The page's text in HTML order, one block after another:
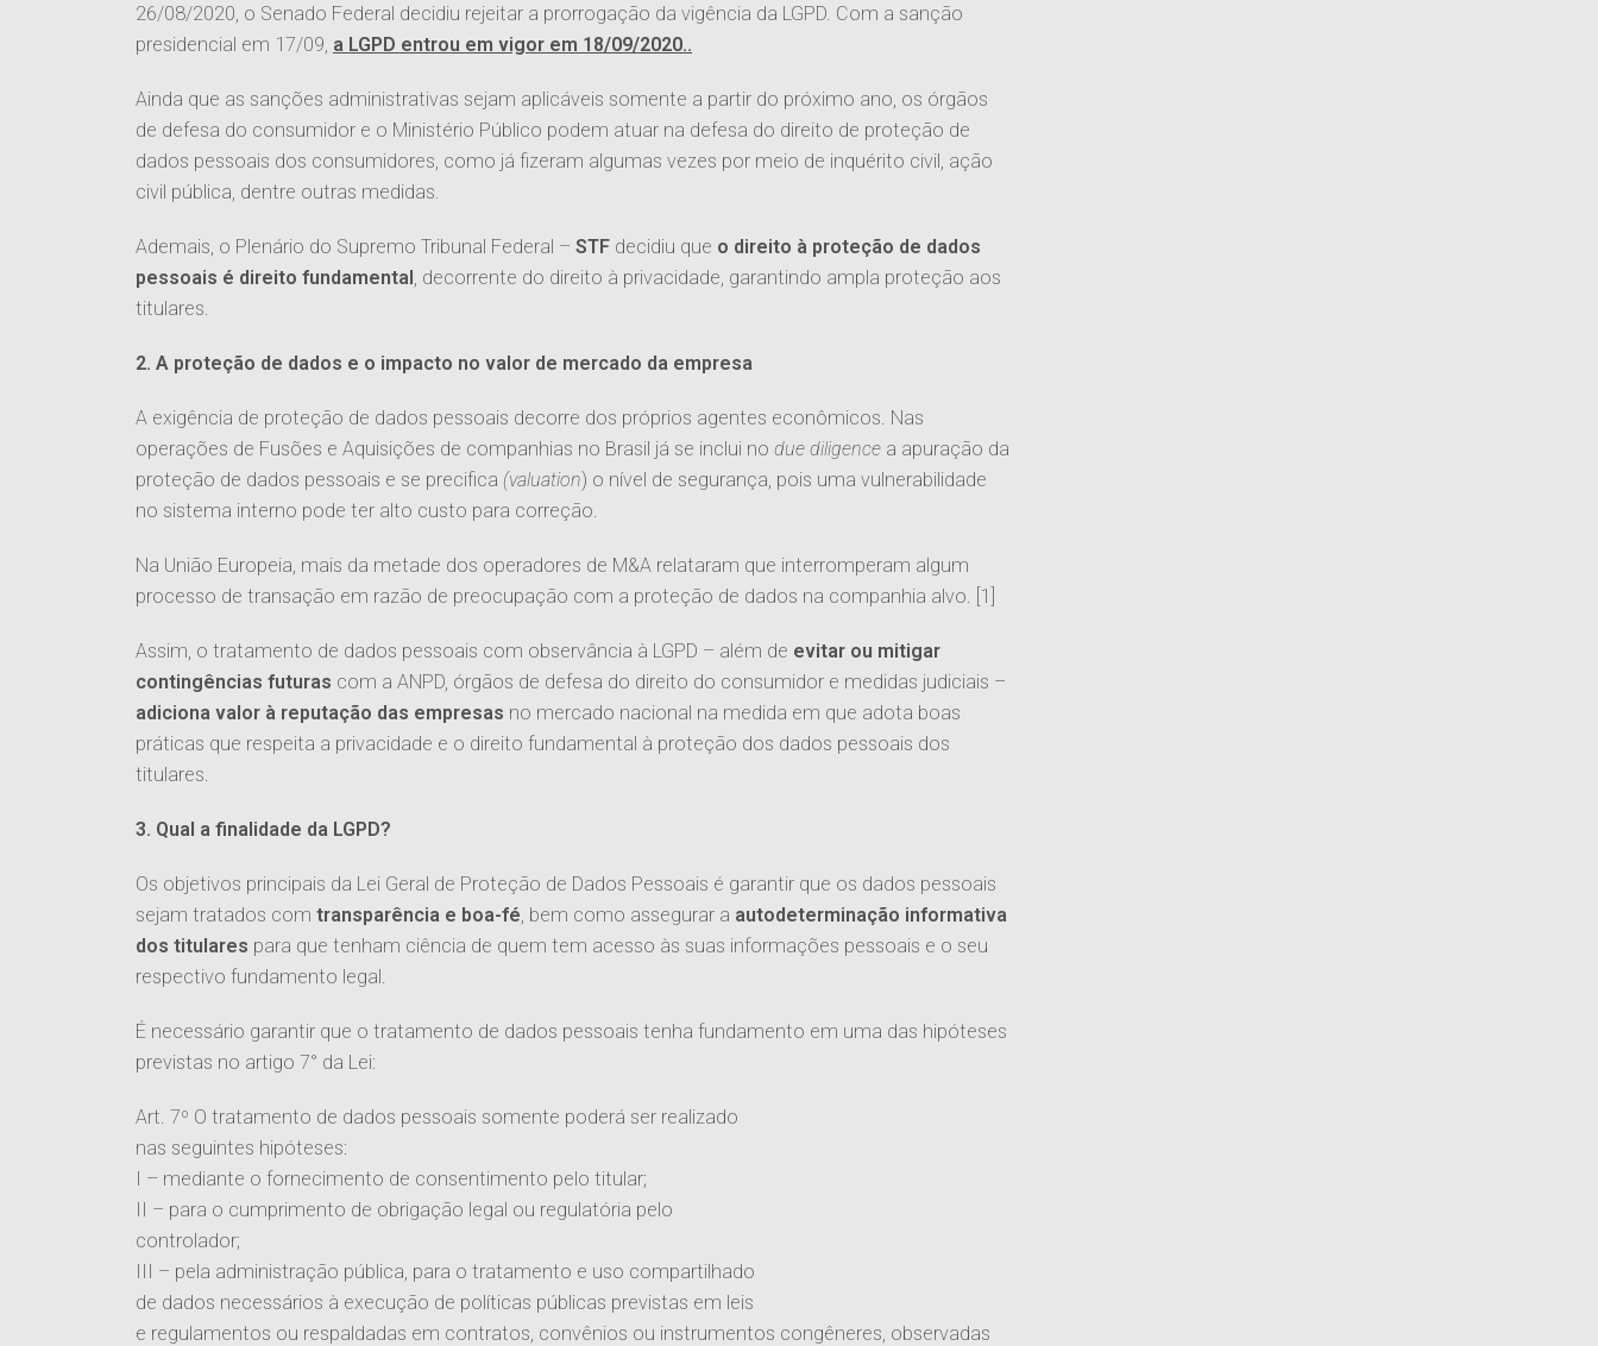
26/08/2020, o Senado Federal decidiu rejeitar a prorrogação da vigência da LGPD. Com a sanção
presidencial em 17/09, a LGPD entrou em vigor em 18/09/2020..
Ainda que as sanções administrativas sejam aplicáveis somente a partir do próximo ano, os órgãos
de defesa do consumidor e o Ministério Público podem atuar na defesa do direito de proteção de
dados pessoais dos consumidores, como já fizeram algumas vezes por meio de inquérito civil, ação
civil pública, dentre outras medidas.
Ademais, o Plenário do Supremo Tribunal Federal – STF decidiu que o direito à proteção de dados
pessoais é direito fundamental, decorrente do direito à privacidade, garantindo ampla proteção aos
titulares.
2. A proteção de dados e o impacto no valor de mercado da empresa
A exigência de proteção de dados pessoais decorre dos próprios agentes econômicos. Nas
operações de Fusões e Aquisições de companhias no Brasil já se inclui no due diligence a apuração da
proteção de dados pessoais e se precifica (valuation) o nível de segurança, pois uma vulnerabilidade
no sistema interno pode ter alto custo para correção.
Na União Europeia, mais da metade dos operadores de M&A relataram que interromperam algum
processo de transação em razão de preocupação com a proteção de dados na companhia alvo. [1]
Assim, o tratamento de dados pessoais com observância à LGPD – além de evitar ou mitigar
contingências futuras com a ANPD, órgãos de defesa do direito do consumidor e medidas judiciais –
adiciona valor à reputação das empresas no mercado nacional na medida em que adota boas
práticas que respeita a privacidade e o direito fundamental à proteção dos dados pessoais dos
titulares.
3. Qual a finalidade da LGPD?
Os objetivos principais da Lei Geral de Proteção de Dados Pessoais é garantir que os dados pessoais
sejam tratados com transparência e boa-fé, bem como assegurar a autodeterminação informativa
dos titulares para que tenham ciência de quem tem acesso às suas informações pessoais e o seu
respectivo fundamento legal.
É necessário garantir que o tratamento de dados pessoais tenha fundamento em uma das hipóteses
previstas no artigo 7° da Lei:
Art. 7º O tratamento de dados pessoais somente poderá ser realizado
nas seguintes hipóteses:
I – mediante o fornecimento de consentimento pelo titular;
II – para o cumprimento de obrigação legal ou regulatória pelo
controlador;
III – pela administração pública, para o tratamento e uso compartilhado
de dados necessários à execução de políticas públicas previstas em leis
e regulamentos ou respaldadas em contratos, convênios ou instrumentos congêneres, observadas